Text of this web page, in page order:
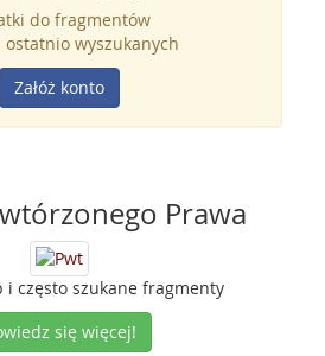
do fragmentów
ostatnio wyszukanych
Załóż konto
Prawa
i często szukane fragmenty
się więcej!